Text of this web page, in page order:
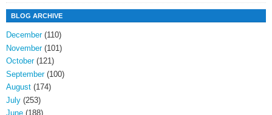
BLOG ARCHIVE
December(110)
November(101)
October(121)
September(100)
August (174)
July (253)
June (188)